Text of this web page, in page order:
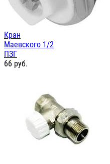
Кран
Маевского 1/2
ПЗГ
66 руб.